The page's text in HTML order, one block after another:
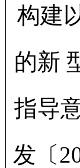
构建
的新
指导
发〔